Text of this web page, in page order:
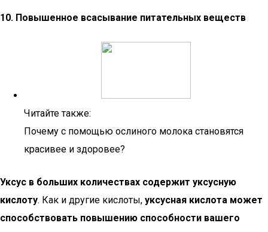
10. Повышенное всасывание питательных веществ
Читайте также:
Почему с помощью ослиного молока становятся
красивее и здоровее?
Уксус в больших количествах содержит уксусную
кислоту. Как и другие кислоты, уксусная кислота может
способствовать повышению способности вашего